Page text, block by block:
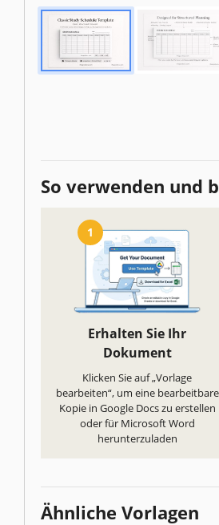
Stil
So verwenden und
1
Erhalten Sie Ihr
Dokument
Klicken Sie auf „Vorlage
bearbeiten“, um eine bearbeitbare
Kopie in Google Docs zu erstellen
oder für Microsoft Word
herunterzuladen
Ähnliche Vorlagen